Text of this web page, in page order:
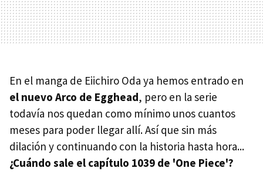
En el manga de Eiichiro Oda ya hemos entrado en
el nuevo Arco de Egghead, pero en la serie
todavía nos quedan como mínimo unos cuantos
meses para poder llegar allí. Así que sin más
dilación y continuando con la historia hasta hora...
¿Cuándo sale el capítulo 1039 de 'One Piece'?